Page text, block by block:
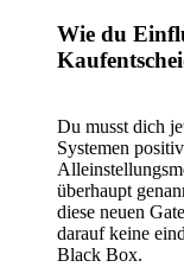
Wie du
Du musst dich
Systemen
überhaupt
diese neuen
darauf keine
Black Box.